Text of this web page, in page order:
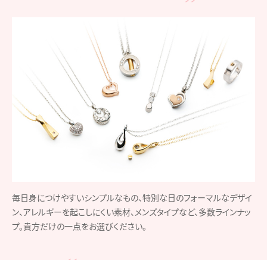
毎日身につけやすいシンプルなもの、特別な日のフォーマルなデザイ
ン、アレルギーを起こしにくい素材、メンズタイプなど、多数ラインナッ
プ。貴方だけの一点をお選びください。